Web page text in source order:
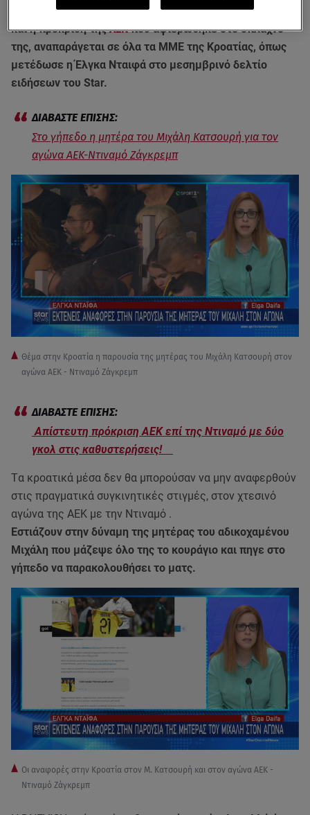
Η εικόνα της μάνας τουΜιχάλη Κατσουρήστο γήπεδο
και η πρόκριση τηςΑΕΚπου αφιερώθηκε στο σπλάχνο
της, αναπαράγεται σε όλα τα ΜΜΕ της Κροατίας, όπως
μετέδωσε η Έλγκα Νταιφά στο μεσημβρινό δελτίο
ειδήσεων του Star.
Στο γήπεδο η μητέρα του Μιχάλη Κατσουρή για τον
αγώνα ΑΕΚ-Ντιναμό Ζάγκρεμπ
Θέμα στην Κροατία η παρουσία της μητέρας του Μιχάλη Κατσουρή στον
αγώνα ΑΕΚ - Ντιναμό Ζάγκρεμπ
Απίστευτη πρόκριση ΑΕΚ επί της Ντιναμό με δύο
γκολ στις καθυστερήσεις!
Tα κροατικά μέσα δεν θα μπορούσαν να μην αναφερθούν
στις πραγματικά συγκινητικές στιγμές, στον χτεσινό
αγώνα της ΑΕΚ με την Ντιναμό .
Εστιάζουν στην δύναμη της μητέρας του αδικοχαμένου
Μιχάλη που μάζεψε όλο της το κουράγιο και πηγε στο
γήπεδο να παρακολουθήσει το ματς.
Οι αναφορές στην Κροατία στον Μ. Κατσουρή και στον αγώνα ΑΕΚ -
Ντιναμό Ζάγκρεμπ